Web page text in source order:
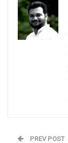
PREV POST